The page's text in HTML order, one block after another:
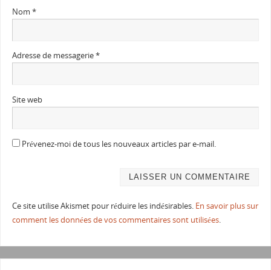
Nom *
Adresse de messagerie*
Site web
Prévenez-moi de tous les nouveaux articles par e-mail.
Ce site utilise Akismet pour réduire les indésirables. En savoir plus sur
comment les données de vos commentaires sont utilisées.